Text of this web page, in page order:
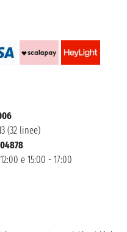
(32 linee)
e 15:00 - 17:00